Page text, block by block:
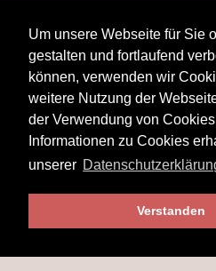
Um unsere Webseite für Sie
gestalten und fortlaufend
können, verwenden wir
weitere Nutzung der
der Verwendung von
Informationen zu Cookies
unserer
Verstanden
© 2025